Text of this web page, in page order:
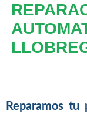
Reparamos